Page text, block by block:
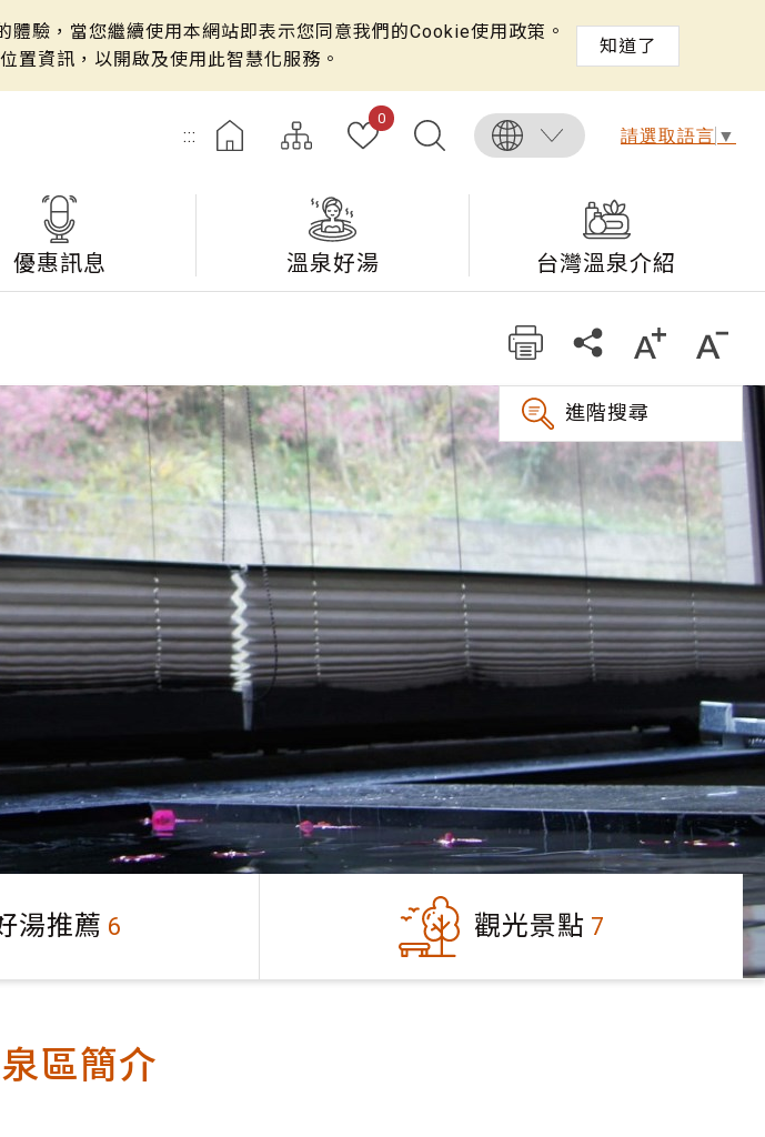
驗，當您繼續使用本網站即表示您同意我們的Cookie使用政策。
置資訊，以開啟及使用此智慧化服務。
知道了
:::
0
請選取語言 ▼
優惠訊息 溫泉好湯 台灣溫泉介紹
進階搜尋
湯推薦 6 觀光景點 7
區簡介